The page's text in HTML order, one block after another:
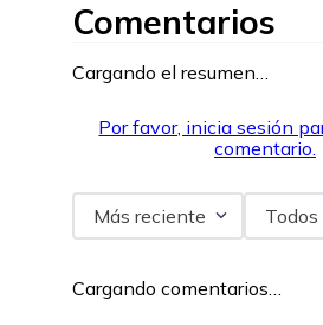
Comentarios
Cargando el resumen…
Por favor, inicia sesión
comentario.
Más reciente Todos
Cargando comentarios…